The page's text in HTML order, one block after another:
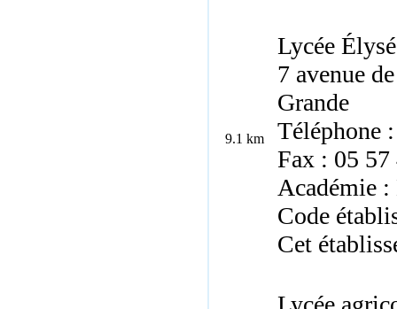
9.1 km
Lycée
7 avenue
Grande
Téléphone
Fax : 05 57
Académie
Code
Cet